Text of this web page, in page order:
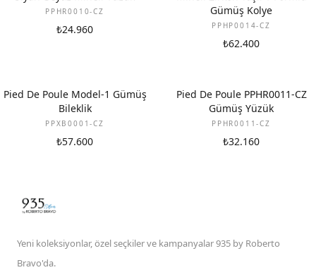
PPHR0010-CZ
₺24.960
Gümüş Kolye
PPHP0014-CZ
₺62.400
Pied De Poule Model-1 Gümüş
Bileklik
PPXB0001-CZ
₺57.600
Pied De Poule PPHR0011-CZ
Gümüş Yüzük
PPHR0011-CZ
₺32.160
Yeni koleksiyonlar, özel seçkiler ve kampanyalar 935 by Roberto
Bravo'da.